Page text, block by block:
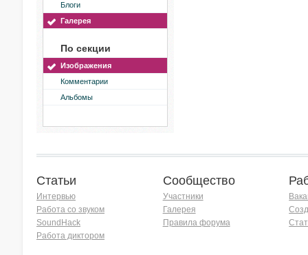
Блоги
Галерея
По секции
Изображения
Комментарии
Альбомы
Статьи
Интервью
Работа со звуком
SoundHack
Работа диктором
Сообщество
Участники
Галерея
Правила форума